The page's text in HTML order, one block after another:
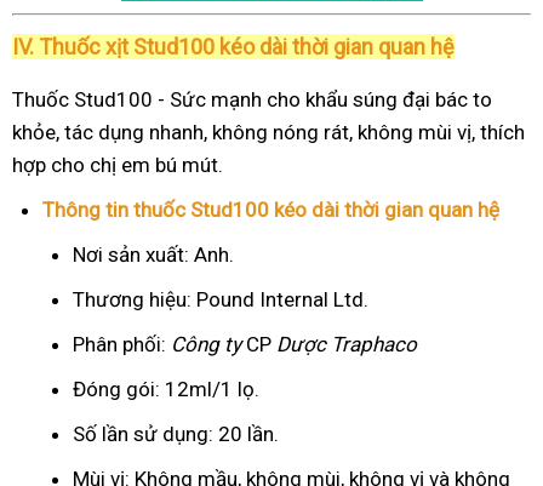
IV. Thuốc xịt Stud100 kéo dài thời gian quan hệ
Thuốc Stud100 - Sức mạnh cho khẩu súng đại bác to
khỏe, tác dụng nhanh, không nóng rát, không mùi vị, thích
hợp cho chị em bú mút.
Thông tin thuốc Stud100 kéo dài thời gian quan hệ
Nơi sản xuất: Anh.
Thương hiệu: Pound Internal Ltd.
Phân phối: Công tyCP Dược Traphaco
Đóng gói: 12ml/1 lọ.
Số lần sử dụng: 20 lần.
Mùi vị: Không mầu, không mùi, không vị và không